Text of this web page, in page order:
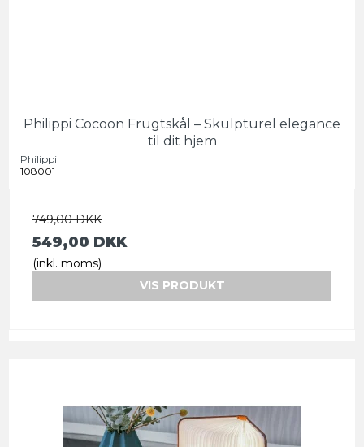
Philippi Cocoon Frugtskål – Skulpturel elegance
til dit hjem
Philippi
108001
749,00 DKK
549,00 DKK
(inkl. moms)
VIS PRODUKT